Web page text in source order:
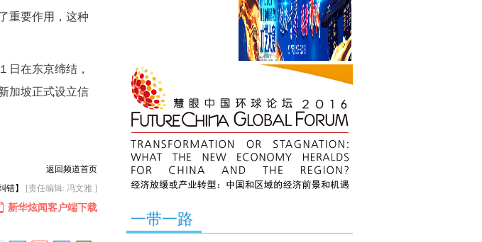
一带一路
重要作用，这种
在东京缔结，
加坡正式设立信
返回频道首页
错】
[责任编辑: 冯文雅 ]
新华炫闻客户端下载